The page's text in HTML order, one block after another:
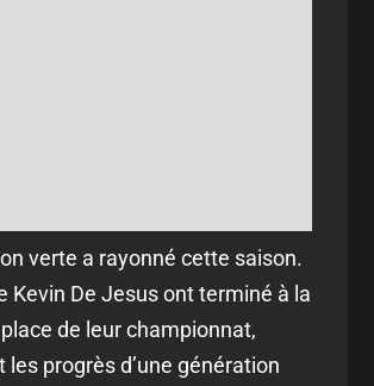
verte a rayonné cette saison.
Kevin De Jesus ont terminé à la
de leur championnat,
progrès d’une génération